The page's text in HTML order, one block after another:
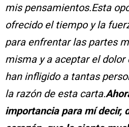
mis pensamientos.Esta
ofrecido el tiempo y la
para enfrentar las partes
misma y a aceptar el dolor
han infligido a tantas
la razón de esta carta.
importancia para mí decir,